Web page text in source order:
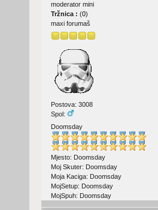
moderator mini
Tržnica : (0)
maxi forumaš
Postova: 3008
Spol:
Doomsday
Mjesto: Doomsday
Moj Skuter: Doomsday
Moja Kaciga: Doomsday
MojSetup: Doomsday
MojSpuh: Doomsday